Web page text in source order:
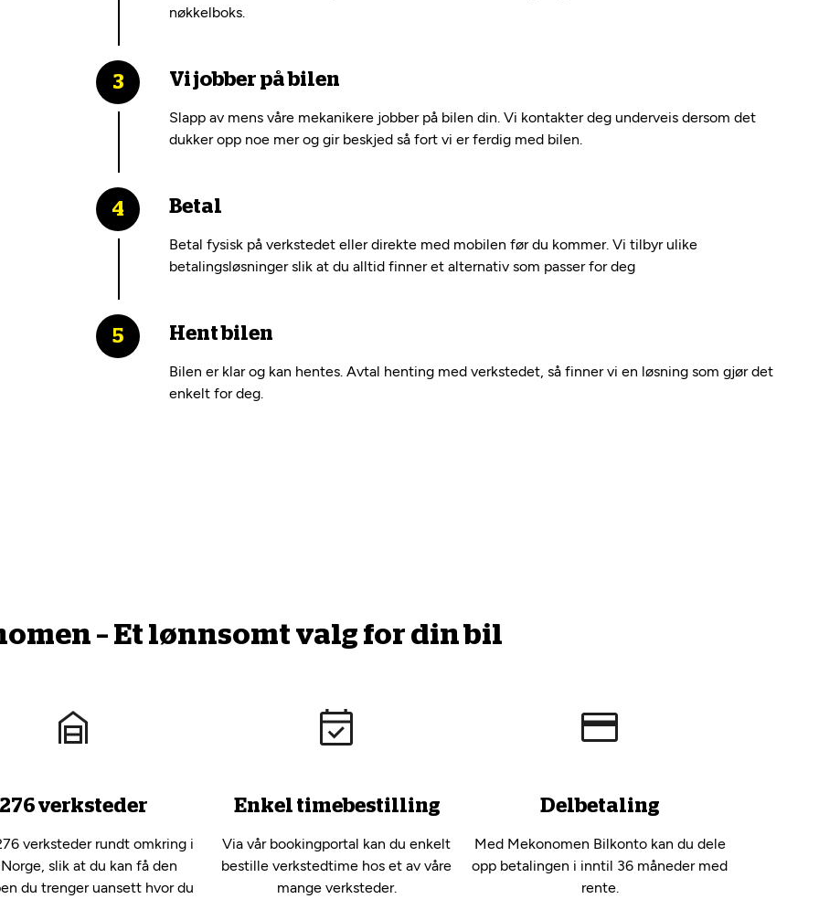
nøkkelboks.
Vi jobber på bilen
Slapp av mens våre mekanikere jobber på bilen din. Vi kontakter deg underveis dersom det
dukker opp noe mer og gir beskjed så fort vi er ferdig med bilen.
Betal
Betal fysisk på verkstedet eller direkte med mobilen før du kommer. Vi tilbyr ulike
betalingsløsninger slik at du alltid finner et alternativ som passer for deg
Hent bilen
Bilen er klar og kan hentes. Avtal henting med verkstedet, så finner vi en løsning som gjør det
enkelt for deg.
– Et lønnsomt valg for din bil
276 verksteder
verksteder rundt omkring i
slik at du kan få den
du trenger uansett hvor du
Enkel timebestilling
Via vår bookingportal kan du enkelt
bestille verkstedtime hos et av våre
mange verksteder.
Delbetaling
Med Mekonomen Bilkonto kan du dele
opp betalingen i inntil 36 måneder med
rente.